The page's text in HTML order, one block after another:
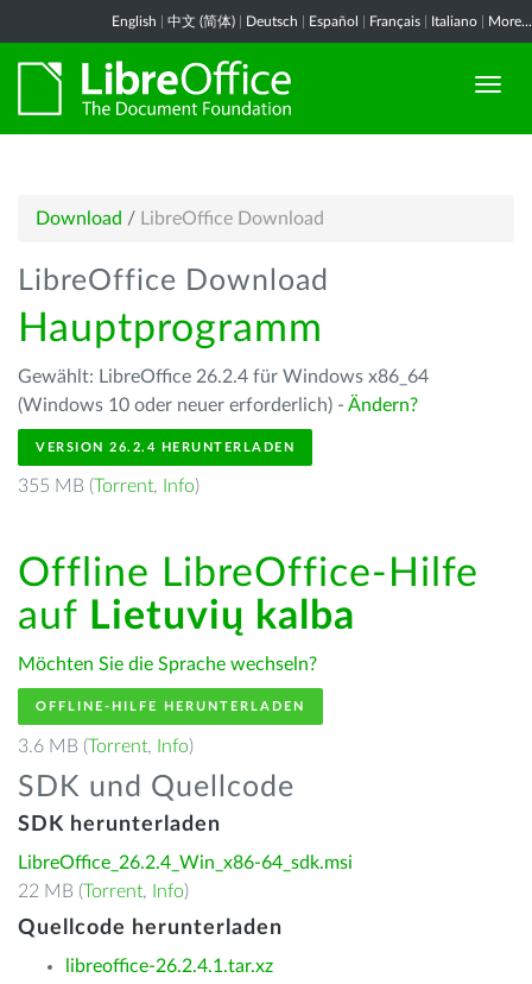
English 中文 (简体) Deutsch Español Français Italiano More...
Download / LibreOffice Download
LibreOffice Download
Hauptprogramm
Gewählt: LibreOffice 26.2.4 für Windows x86_64
(Windows 10 oder neuer erforderlich) - Ändern?
VERSION 26.2.4 HERUNTERLADEN
355 MB (Torrent, Info)
Offline LibreOffice-Hilfe
auf Lietuvių kalba
Möchten Sie die Sprache wechseln?
OFFLINE-HILFE HERUNTERLADEN
3.6 MB (Torrent, Info)
SDK und Quellcode
SDK herunterladen
LibreOffice_26.2.4_Win_x86-64_sdk.msi
22 MB (Torrent, Info)
Quellcode herunterladen
libreoffice-26.2.4.1.tar.xz